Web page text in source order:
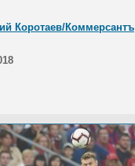
Коротаев/Коммерсантъ